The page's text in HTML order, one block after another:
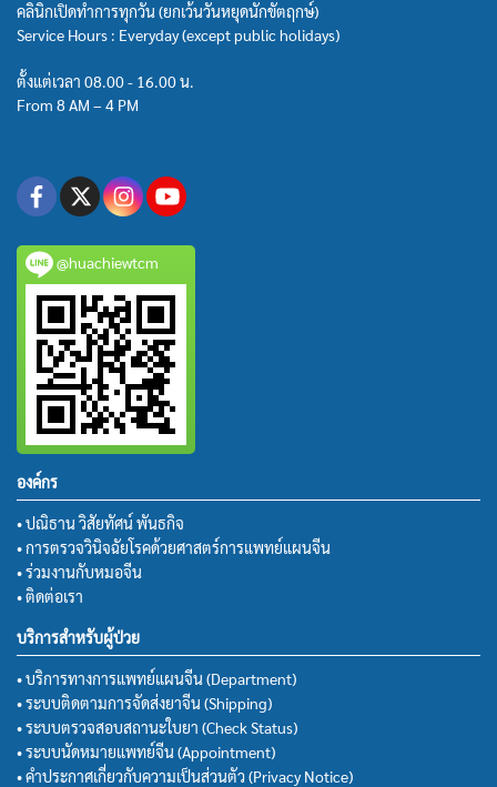
คลินิกเปิดทำการทุกวัน (ยกเว้นวันหยุดนักขัตฤกษ์)
Service Hours : Everyday (except public holidays)
ตั้งแต่เวลา 08.00 - 16.00 น.
From 8 AM – 4 PM
@huachiewtcm
องค์กร
• ปณิธาน วิสัยทัศน์ พันธกิจ
• การตรวจวินิจฉัยโรคด้วยศาสตร์การแพทย์แผนจีน
• ร่วมงานกับหมอจีน
• ติดต่อเรา
บริการสำหรับผู้ป่วย
• บริการทางการแพทย์แผนจีน (Department)
• ระบบติดตามการจัดส่งยาจีน (Shipping)
• ระบบตรวจสอบสถานะใบยา (Check Status)
• ระบบนัดหมายแพทย์จีน (Appointment)
• คำประกาศเกี่ยวกับความเป็นส่วนตัว (Privacy Notice)